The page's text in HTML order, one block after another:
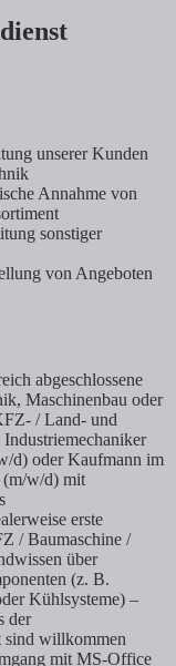
unserer Kunden
Annahme von
sonstiger
von Angeboten
abgeschlossene
Maschinenbau oder
/ Land- und
d) oder Kaufmann im
(m/w/d) mit
erste
/ Baumaschine /
über
(z. B.
Kühlsysteme) –
der
sind willkommen
mit MS-Office